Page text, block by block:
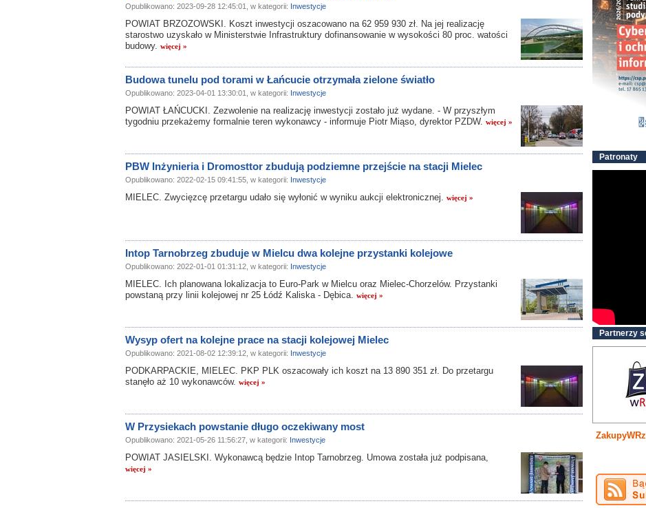
Opublikowano: 2023-09-28 12:45:01, w kategorii: Inwestycje
POWIAT BRZOZOWSKI. Koszt inwestycji oszacowano na 62 959 930 zł. Na jej realizację
starostwo uzyskało w Ministerstwie Infrastruktury dofinansowanie w wysokości 80 proc. watości
budowy. więcej »
Budowa tunelu pod torami w Łańcucie otrzymała zielone światło
Opublikowano: 2023-04-01 13:30:01, w kategorii: Inwestycje
POWIAT ŁAŃCUCKI. Zezwolenie na realizację inwestycji zostało już wydane. - W przyszłym
tygodniu przekażemy formalnie teren wykonawcy - informuje Piotr Miąso, dyrektor PZDW. więcej »
PBW Inżynieria i Dromosttor zbudują podziemne przejście na stacji Mielec
Opublikowano: 2022-02-15 09:41:55, w kategorii: Inwestycje
MIELEC. Zwycięzcę przetargu udało się wyłonić w wyniku aukcji elektronicznej. więcej »
Intop Tarnobrzeg zbuduje w Mielcu dwa kolejne przystanki kolejowe
Opublikowano: 2022-01-01 01:31:12, w kategorii: Inwestycje
MIELEC. Ich planowana lokalizacja to Euro-Park w Mielcu oraz Mielec-Chorzelów. Przystanki
powstaną przy linii kolejowej nr 25 Łódź Kaliska - Dębica. więcej »
Wysyp ofert na kolejne prace na stacji kolejowej Mielec
Opublikowano: 2021-08-02 12:39:12, w kategorii: Inwestycje
PODKARPACKIE, MIELEC. PKP PLK oszacowały ich koszt na 13 890 351 zł. Do przetargu
stanęło aż 10 wykonawców. więcej »
W Przysiekach powstanie długo oczekiwany most
Opublikowano: 2021-05-26 11:56:27, w kategorii: Inwestycje
POWIAT JASIELSKI. Wykonawcą będzie Intop Tarnobrzeg. Umowa została już podpisana,
więcej »
Patronaty
Partnerzy